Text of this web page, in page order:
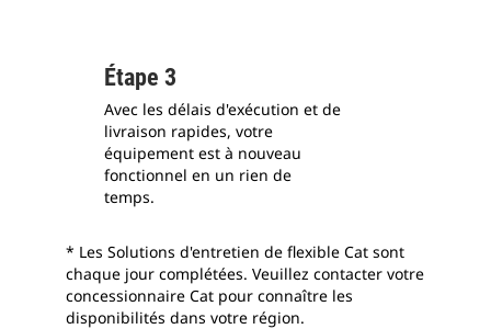
Étape 3
Avec les délais d'exécution et de
livraison rapides, votre
équipement est à nouveau
fonctionnel en un rien de
temps.
* Les Solutions d'entretien de flexible Cat sont
chaque jour complétées. Veuillez contacter votre
concessionnaire Cat pour connaître les
disponibilités dans votre région.